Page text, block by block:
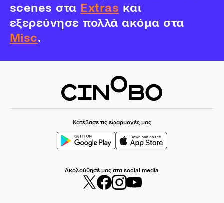
scenes στα Extras και
εξερεύνησε πολλά ακόμα στα
Misc.
Κατέβασε τις εφαρμογές μας
Ακολούθησέ μας στα social media